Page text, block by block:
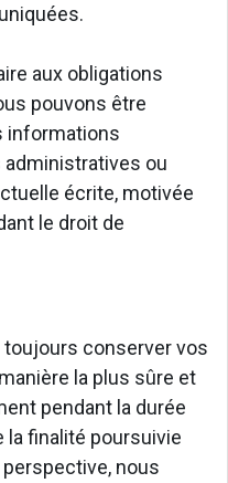
aux obligations
pouvons être
informations
ou
écrite, motivée
le droit de
conserver vos
la plus sûre et
pendant la durée
la finalité poursuivie
nous